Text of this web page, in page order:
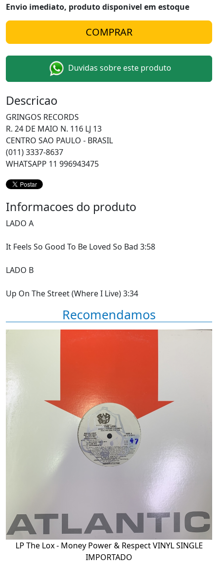
Envio imediato, produto disponivel em estoque
Duvidas sobre este produto
Descricao
GRINGOS RECORDS
R. 24 DE MAIO N. 116 LJ 13
CENTRO SAO PAULO - BRASIL
(011) 3337-8637
WHATSAPP 11 996943475
Informacoes do produto
LADO A
It Feels So Good To Be Loved So Bad 3:58
LADO B
Up On The Street (Where I Live) 3:34
Recomendamos
LP The Lox - Money Power & Respect VINYL SINGLE
IMPORTADO